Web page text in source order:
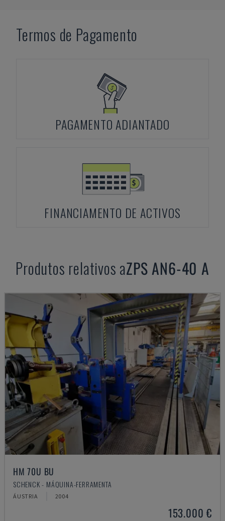
Termos de Pagamento
PAGAMENTO ADIANTADO
FINANCIAMENTO DE ACTIVOS
Produtos relativos aZPSAN6-40 A
HM 70U BU
SCHENCK - MÁQUINA-FERRAMENTA
ÁUSTRIA 2004
153.000 €